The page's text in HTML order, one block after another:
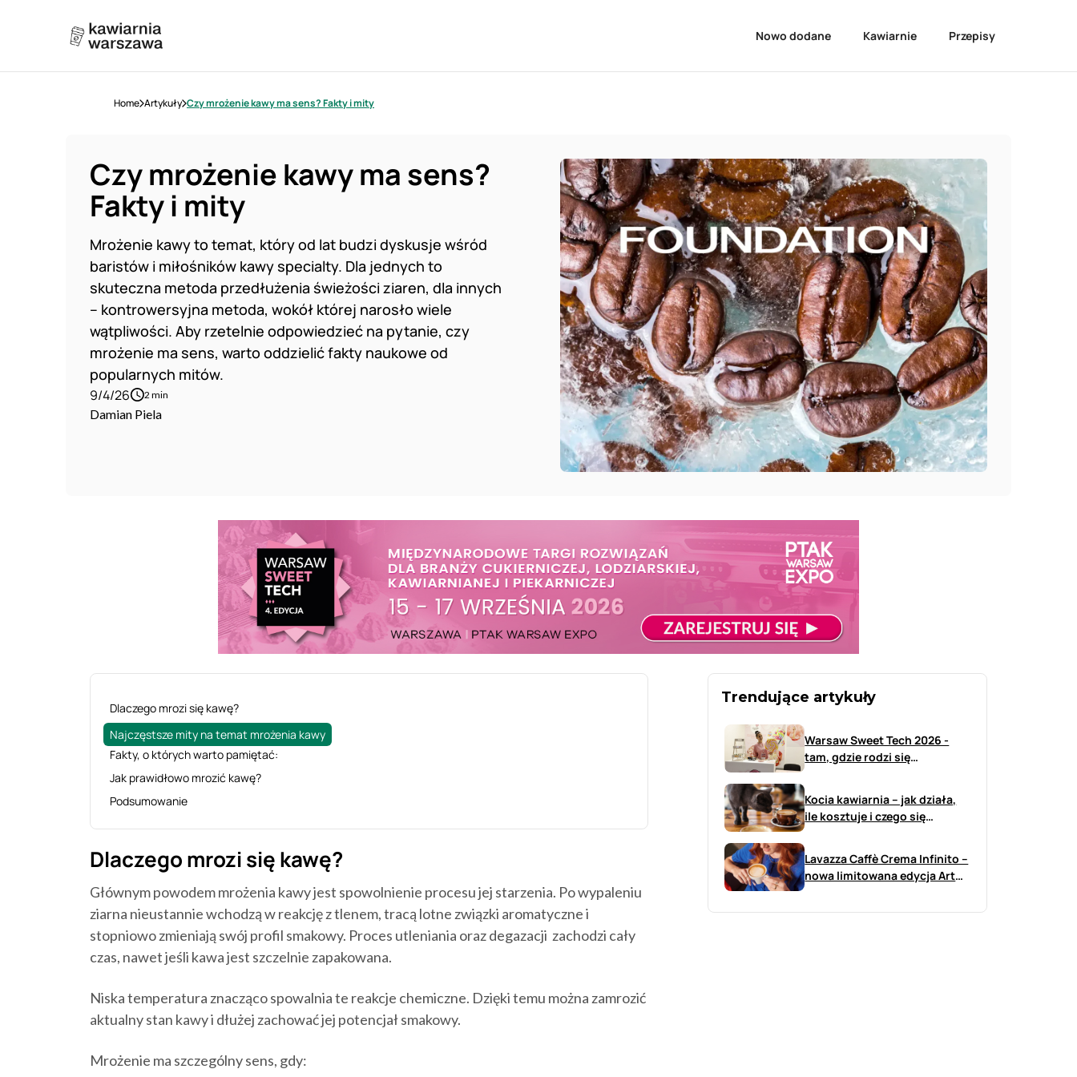
Nowo dodane Kawiarnie Przepisy
Home Artykuły Czy mrożenie kawy ma sens? Fakty i mity
Czy mrożenie kawy ma sens?
Fakty i mity
Mrożenie kawy to temat, który od lat budzi dyskusje wśród
baristów i miłośników kawy specialty. Dla jednych to
skuteczna metoda przedłużenia świeżości ziaren, dla innych
– kontrowersyjna metoda, wokół której narosło wiele
wątpliwości. Aby rzetelnie odpowiedzieć na pytanie, czy
mrożenie ma sens, warto oddzielić fakty naukowe od
popularnych mitów.
9/4/26 2 min
Damian Piela
Dlaczego mrozi się kawę?
Najczęstsze mity na temat mrożenia kawy
Fakty, o których warto pamiętać:
Jak prawidłowo mrozić kawę?
Podsumowanie
Dlaczego mrozi się kawę?
Głównym powodem mrożenia kawy jest spowolnienie procesu jej starzenia. Po wypaleniu
ziarna nieustannie wchodzą w reakcję z tlenem, tracą lotne związki aromatyczne i
stopniowo zmieniają swój profil smakowy. Proces utleniania oraz degazacji zachodzi cały
czas, nawet jeśli kawa jest szczelnie zapakowana.
Niska temperatura znacząco spowalnia te reakcje chemiczne. Dzięki temu można zamrozić
aktualny stan kawy i dłużej zachować jej potencjał smakowy.
Mrożenie ma szczególny sens, gdy:
Trendujące artykuły
Warsaw Sweet Tech 2026 -
tam, gdzie rodzi się
Kocia kawiarnia – jak działa,
ile kosztuje i czego się
Lavazza Caffè Crema Infinito –
nowa limitowana edycja Art